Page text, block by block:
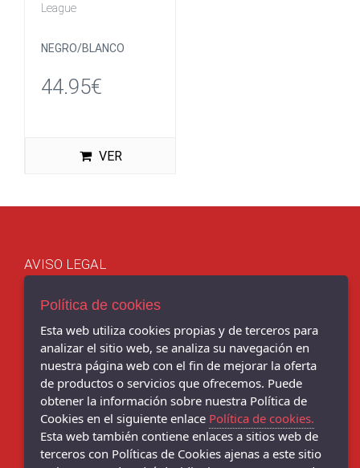
League
NEGRO/BLANCO
44.95€
VER
AVISO LEGAL
POLÍTICA DE COOKIES
ENVÍOS Y DEVOLUCIONES
Chema Sport - C/ BENITO CORBAL, 14, PONTEVEDRA - 36001
(Pontevedra)
Chema Sneakers - C/ DANIEL DE LA SOTA, 9, - 36001 (Pontevedra)
Política de cookies
Esta web utiliza cookies propias y de terceros para
analizar el sitio web, se analiza su navegación en
nuestra página web con el fin de mejorar la oferta
de productos o servicios que ofrecemos. Puede
obtener la información sobre nuestra Política de
Cookies en el siguiente enlace Política de cookies.
Esta web también contiene enlaces a sitios web de
terceros con Políticas de Cookies ajenas a este sitio